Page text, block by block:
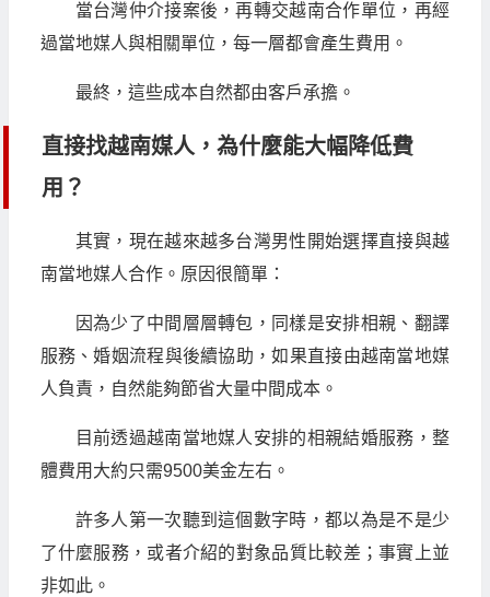
當台灣仲介接案後，再轉交越南合作單位，再經
過當地媒人與相關單位，每一層都會產生費用。
最終，這些成本自然都由客戶承擔。
直接找越南媒人，為什麼能大幅降低費
用？
其實，現在越來越多台灣男性開始選擇直接與越
南當地媒人合作。原因很簡單：
因為少了中間層層轉包，同樣是安排相親、翻譯
服務、婚姻流程與後續協助，如果直接由越南當地媒
人負責，自然能夠節省大量中間成本。
目前透過越南當地媒人安排的相親結婚服務，整
體費用大約只需9500美金左右。
許多人第一次聽到這個數字時，都以為是不是少
了什麼服務，或者介紹的對象品質比較差；事實上並
非如此。